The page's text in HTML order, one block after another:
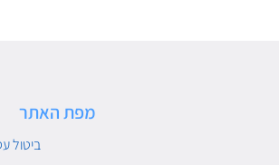
מפת האתר
ביטול